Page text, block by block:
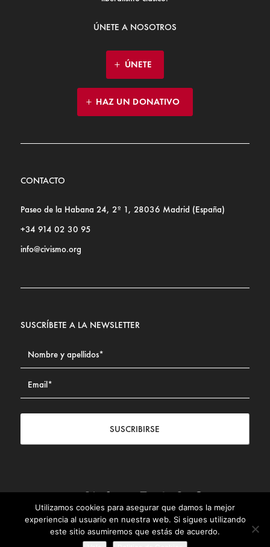
ÚNETE A NOSOTROS
ÚNETE
HAZ UN DONATIVO
CONTACTO
Paseo de la Habana 24, 2º 1, 28036 Madrid (España)
+34 914 02 30 95
info@civismo.org
SUSCRÍBETE A LA NEWSLETTER
SUSCRIBIRSE
Contacto|Aviso legal| Política de privacidad| Política de
Cookies
© Fundación Civismo 2025
Utilizamos cookies para asegurar que damos la mejor
experiencia al usuario en nuestra web. Si sigues utilizando
este sitio asumiremos que estás de acuerdo.